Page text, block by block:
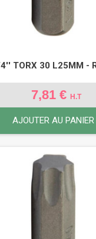
TORX 30 L25MM -
7,81 € H.T
AJOUTER AU PANIER